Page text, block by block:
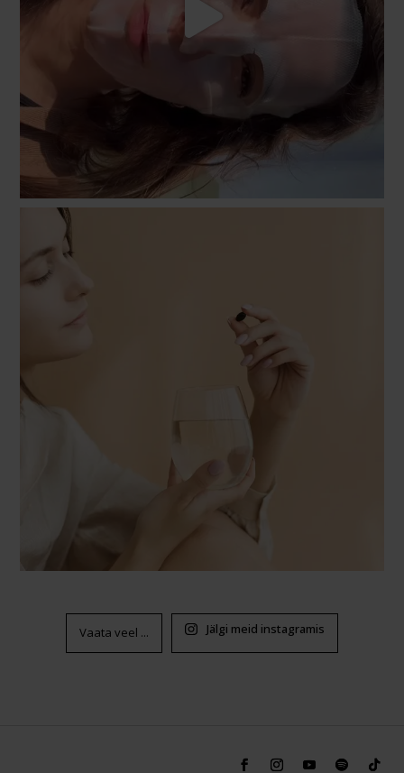
Vaata veel ... Jälgi meid instagramis